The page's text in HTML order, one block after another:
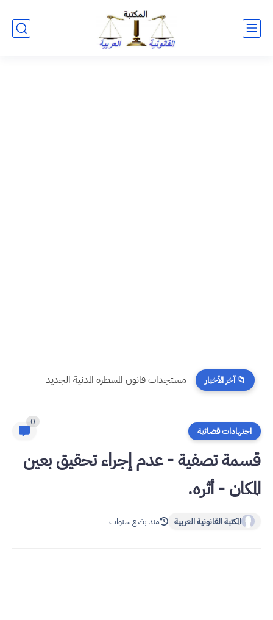
📁 آخر الأخبار
اجتهادات قضائية
0
قسمة تصفية - عدم إجراء تحقيق بعين
المكان - أثره.
المكتبة القانونية العربية منذ بضع سنوات